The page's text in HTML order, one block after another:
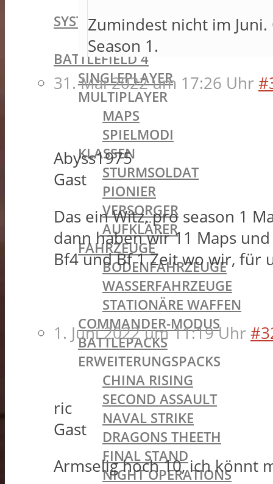
SYSTEMANFORDERUNGEN
BATTLEFIELD OLDIES
BATTLEFIELD 4
SINGLEPLAYER
MULTIPLAYER
MAPS
SPIELMODI
KLASSEN
STURMSOLDAT
PIONIER
VERSORGER
AUFKLÄRER
FAHRZEUGE
BODENFAHRZEUGE
WASSERFAHRZEUGE
STATIONÄRE WAFFEN
COMMANDER-MODUS
BATTLEPACKS
ERWEITERUNGSPACKS
CHINA RISING
SECOND ASSAULT
NAVAL STRIKE
DRAGONS THEETH
FINAL STAND
NIGHT OPERATIONS
Zumindest nicht im
Season 1.
31. Mai 2022 um 17:26 Uhr
Abyss1975
Gast
Das ein Witz, pro season 1
dann haben wir 11 Maps
Bf4 und Bf 1 Zeit wo wir, für
1. Juni 2022 um 11:19 Uhr
ric
Gast
Armselig hoch 10, ich könnt